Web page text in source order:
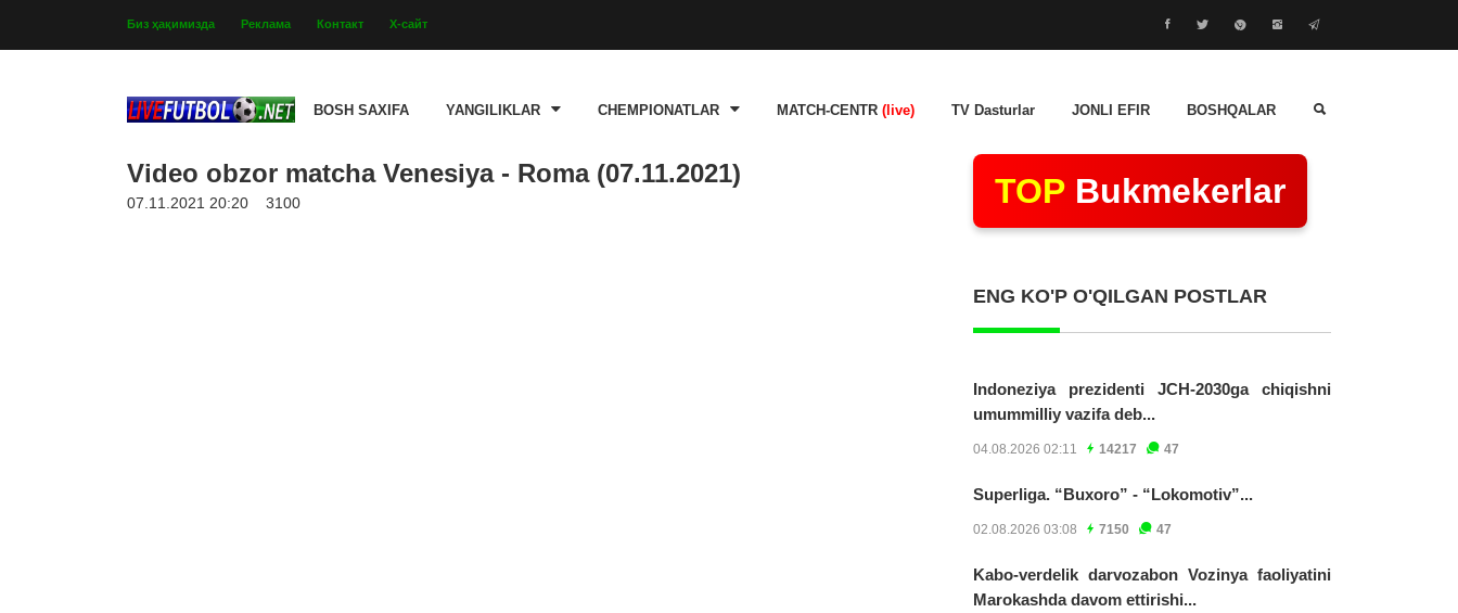
Биз ҳақимизда Реклама Контакт Х-сайт
BOSH SAXIFA YANGILIKLAR CHEMPIONATLAR MATCH-CENTR (live) TV Dasturlar JONLI EFIR BOSHQALAR
Video obzor matcha Venesiya - Roma (07.11.2021)
07.11.2021 20:20 3100 TOP Bukmekerlar
ENG KO'P O'QILGAN POSTLAR
Indoneziya prezidenti JCH-2030ga chiqishni
umummilliy vazifa deb...
04.08.2026 02:11 14217 47
Superliga. “Buxoro” - “Lokomotiv”...
02.08.2026 03:08 7150 47
Kabo-verdelik darvozabon Vozinya faoliyatini
Marokashda davom ettirishi...